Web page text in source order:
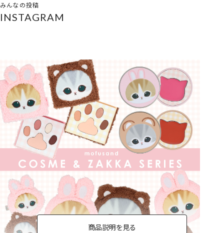
みんなの投稿
INSTAGRAM
商品説明を見る